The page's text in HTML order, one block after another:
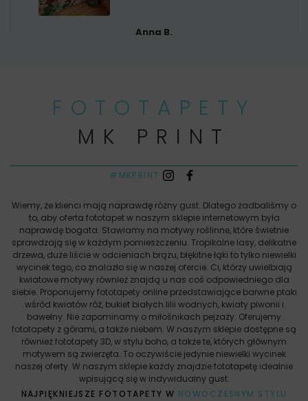
Anna B.
FOTOTAPETY
MK PRINT
#MKPRINT
Wiemy, że klienci mają naprawdę różny gust. Dlatego zadbaliśmy o
to, aby oferta fototapet w naszym sklepie internetowym była
naprawdę bogata. Stawiamy na motywy roślinne, które świetnie
sprawdzają się w każdym pomieszczeniu. Tropikalne lasy, delikatne
drzewa, duże liście w odcieniach brązu, błękitne łąki to tylko niewielki
wycinek tego, co znalazło się w naszej ofercie. Ci, którzy uwielbiają
kwiatowe motywy również znajdą u nas coś odpowiedniego dla
siebie. Proponujemy fototapety online przedstawiające barwne ptaki
wśród kwiatów róż, bukiet białych lilii wodnych, kwiaty piwonii i
bawełny. Nie zapominamy o miłośnikach pejzaży. Oferujemy
fototapety z górami, a także niebem. W naszym sklepie dostępne są
również fototapety 3D, w stylu boho, a także te, których głównym
motywem są zwierzęta. To oczywiście jedynie niewielki wycinek
naszej oferty. W naszym sklepie każdy znajdzie fototapetę idealnie
wpisującą się w indywidualny gust.
NAJPIĘKNIEJSZE FOTOTAPETY W NOWOCZESNYM STYLU